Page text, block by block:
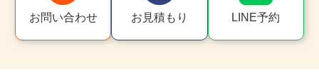
お問い合わせ お見積もり LINE予約